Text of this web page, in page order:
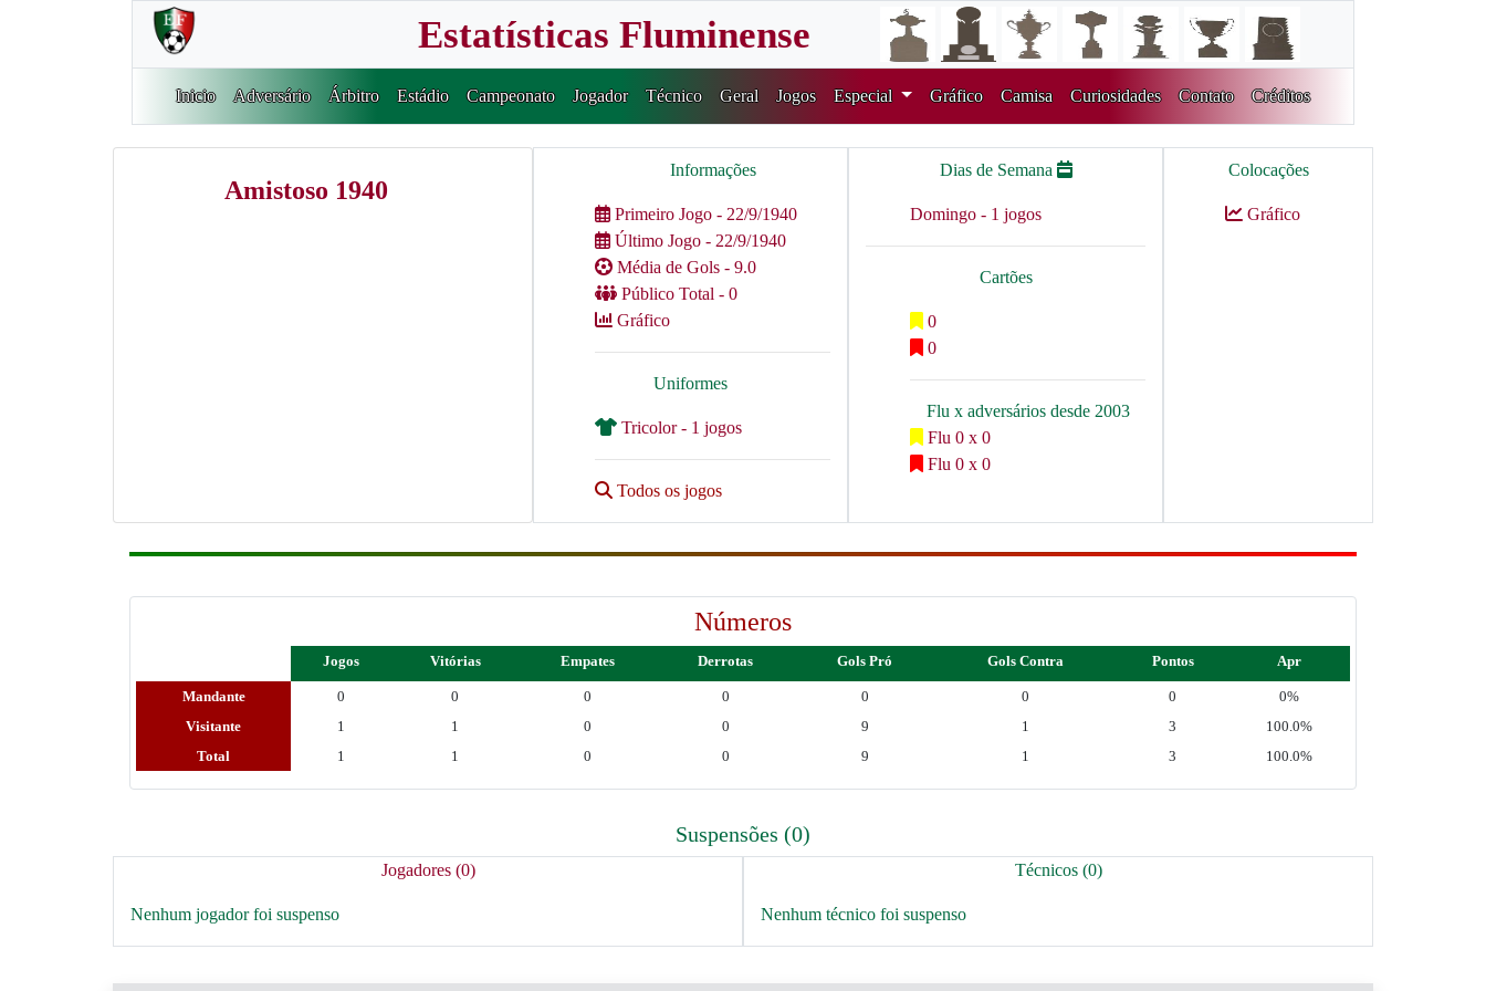
Estatísticas Fluminense
Inicio Adversário Árbitro Estádio Campeonato Jogador Técnico Geral Jogos Especial Gráfico Camisa Curiosidades Contato Créditos
Amistoso 1940
Informações
Primeiro Jogo - 22/9/1940
Último Jogo - 22/9/1940
Média de Gols - 9.0
Público Total - 0
Gráfico
Uniformes
Tricolor - 1 jogos
Todos os jogos
Dias de Semana
Domingo - 1 jogos
Cartões
0
0
Flu x adversários desde 2003
Flu 0 x 0
Flu 0 x 0
Colocações
Gráfico
Números
Jogos Vitórias Empates Derrotas Gols Pró Gols Contra Pontos Apr
Mandante 0 0 0 0 0 0 0
0%
Visitante
1 1 0 0 9 1 3
100.0%
Total
1 1 0 0 9 1 3 100.0%
Suspensões (0)
Jogadores (0)
Nenhum jogador foi suspenso
Técnicos (0)
Nenhum técnico foi suspenso